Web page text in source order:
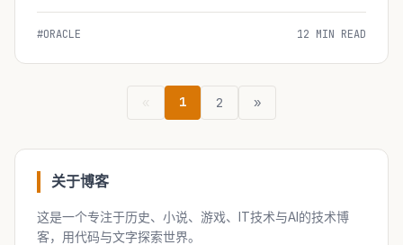
HH:MI:SS'...
#ORACLE 12 MIN READ
1 2 »
关于博客
这是一个专注于历史、小说、游戏、IT技术与AI的技术博
客，用代码与文字探索世界。